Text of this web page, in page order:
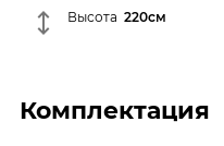
Высота 220см
Комплектация